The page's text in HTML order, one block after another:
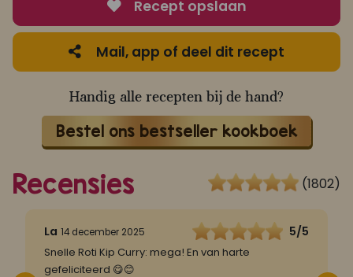
Recept opslaan
Mail, app of deel dit recept
Handig alle recepten bij de hand?
Bestel ons bestseller kookboek
Recensies (1802)
La 14 december 2025 5/5
Snelle Roti Kip Curry: mega! En van harte
gefeliciteerd 😋😊